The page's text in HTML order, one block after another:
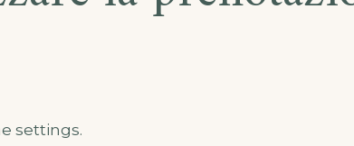
settings.